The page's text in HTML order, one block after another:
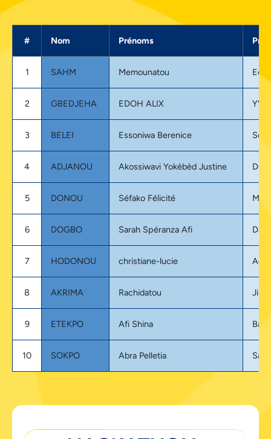
# Nom Prénoms
1 SAHM Memounatou Eco
2 GBEDJEHA EDOH ALIX YVA
3 BELEI Essoniwa Berenice
4 ADJANOU Akossiwavi Yokèbèd Justine
5 DONOU Séfako Félicité
6 DOGBO Sarah Spéranza Afi
7 HODONOU christiane-lucie
8 AKRIMA Rachidatou
9 ETEKPO Afi Shina
10 SOKPO Abra Pelletia